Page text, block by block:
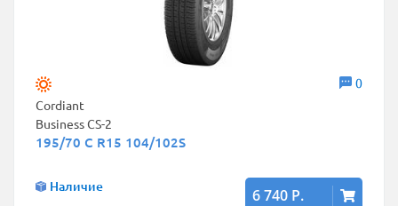
0
Cordiant
Business CS-2
195/70 C R15 104/102S
Наличие 6 740 Р.